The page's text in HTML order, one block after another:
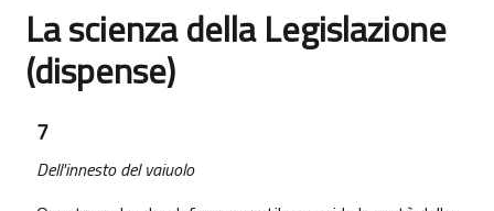
La scienza della Legislazione
(dispense)
7
Dell'innesto del vaiuolo